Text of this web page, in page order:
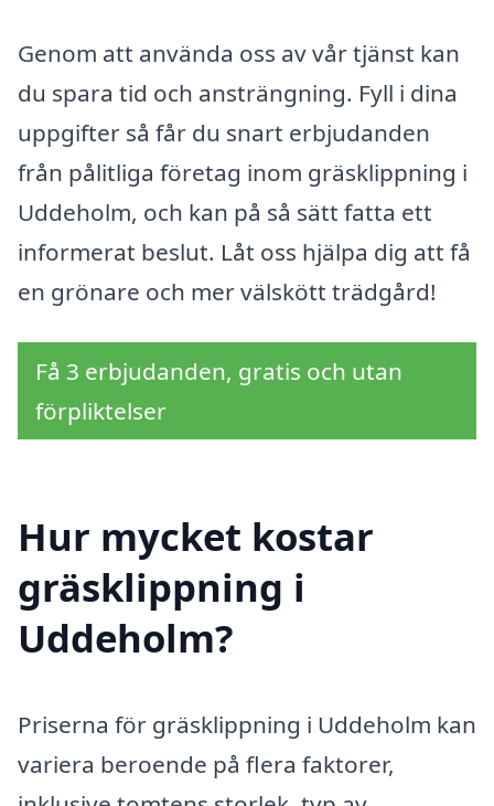
Genom att använda oss av vår tjänst kan
du spara tid och ansträngning. Fyll i dina
uppgifter så får du snart erbjudanden
från pålitliga företag inom gräsklippning i
Uddeholm, och kan på så sätt fatta ett
informerat beslut. Låt oss hjälpa dig att få
en grönare och mer välskött trädgård!
Få 3 erbjudanden, gratis och utan
förpliktelser
Hur mycket kostar
gräsklippning i
Uddeholm?
Priserna för gräsklippning i Uddeholm kan
variera beroende på flera faktorer,